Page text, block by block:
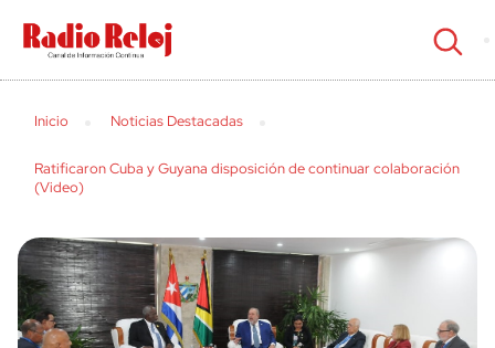
cerrar
Inicio Noticias Destacadas
Ratificaron Cuba y Guyana disposición de continuar colaboración
(Video)